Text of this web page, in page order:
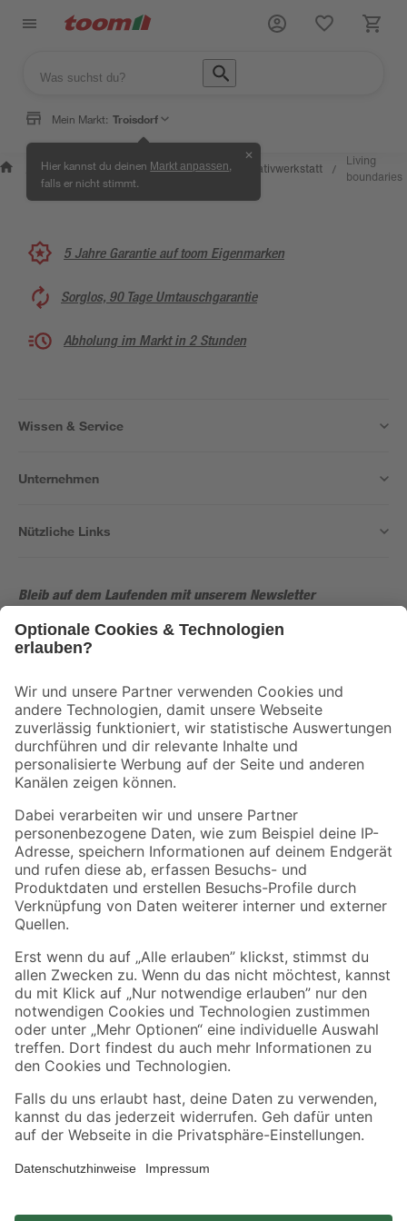
Mein Markt: Troisdorf
Hier kannst du deinen Markt anpassen
falls er nicht stimmt.
✕
Wissen &
Service
/
Selbermachen &
Ratgeber
/ Kreativwerkstatt /
Living
boundaries
5 Jahre Garantie auf toom Eigenmarken
Sorglos, 90 Tage Umtauschgarantie
Abholung im Markt in 2 Stunden
Wissen & Service
Unternehmen
Nützliche Links
Bleib auf dem Laufenden mit unserem Newsletter
Der toom Newsletter: Keine Angebote und Aktionen mehr verpassen!
Folge uns
Zahlungsarten Versandarten
Sicher einkaufen
Jetzt die toom-App herunterladen
Alle Preisangaben in EUR inkl. gesetzl. MwSt.. Die dargestellten Angebote sind unter
Umständen nicht in allen Märkten verfügbar. Die angegebenen Verfügbarkeiten beziehen
sich auf den unter "Mein Markt" ausgewählten toom Baumarkt. Alle Angebote und
*Paketversand ab 59 € versandkostenfrei, gilt nicht für Artikel mit Speditionsversand, hier
fallen zusätzliche Versandkosten an.